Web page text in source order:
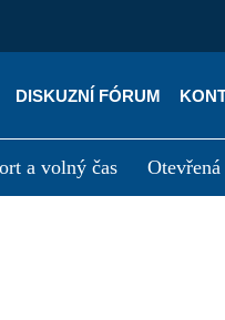
DISKUZNÍ FÓRUM
a volný čas